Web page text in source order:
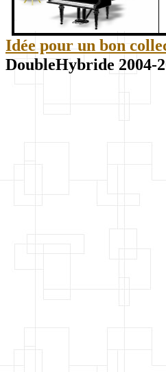
Idée pour un bon
DoubleHybride 2004-